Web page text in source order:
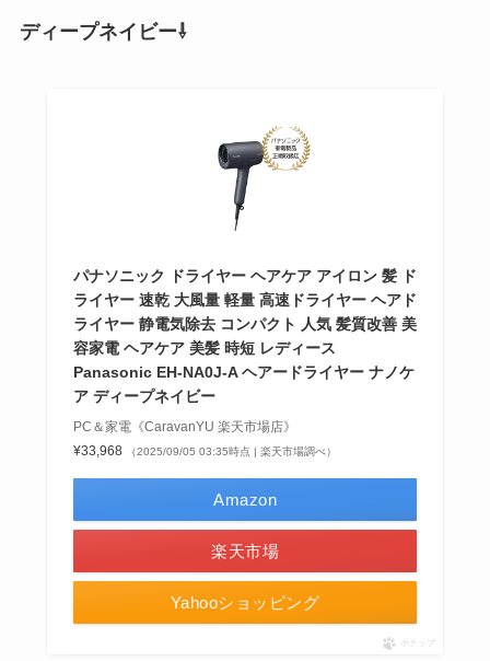
ディープネイビー⇩
パナソニック ドライヤー ヘアケア アイロン 髪 ド
ライヤー 速乾 大風量 軽量 高速ドライヤー ヘアド
ライヤー 静電気除去 コンパクト 人気 髪質改善 美
容家電 ヘアケア 美髪 時短 レディース
Panasonic EH-NA0J-A ヘアードライヤー ナノケ
ア ディープネイビー
PC＆家電《CaravanYU 楽天市場店》
¥33,968
（2025/09/05 03:35時点 | 楽天市場調べ）
Amazon
楽天市場
Yahooショッピング
ポチップ